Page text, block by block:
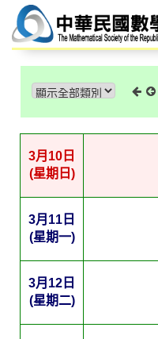
3月10日
(星期日)
3月11日
(星期一)
3月12日
(星期二)